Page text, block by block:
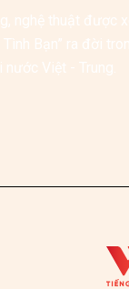
nghệ thuật được
Bạn” ra đời
Việt - Trung.